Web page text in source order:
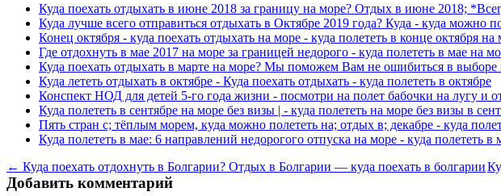
Куда поехать отдыхать в июне 2018 за границу на море? Отдых в июне 2018;
Куда лучше всего отправиться отдыхать в Октябре 2019 года? Куда - куда можно
Конец октября - куда поехать отдыхать на море - куда полететь в конце октября на
Где отдохнуть в мае 2017 на море за границей недорого - куда полететь в мае на
Куда поехать отдыхать в марте на море? Мы поможем Вам не ошибиться в выборе
Куда лететь отдыхать в октябре - Куда поехать отдыхать - куда полететь в октябре
Конспект НОД для детей 5-го года жизни - посмотри на полет бабочки на лугу и
Куда полететь в сентябре на море без визы | - куда полететь на море без визы в
Пять стран с; тёплым морем, куда можно полететь на; отдых в; декабре - куда
Куда полететь в мае: 6 направлений недорогого отпуска на море - куда полететь в
← Куда поехать отдохнуть в Болгарии? Отдых в Болгарии — куда поехать в болгарии
Добавить комментарий